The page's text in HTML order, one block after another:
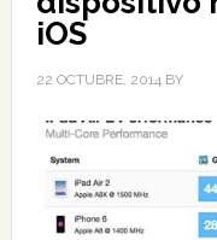
iOS
22 OCTUBRE, 2014BY